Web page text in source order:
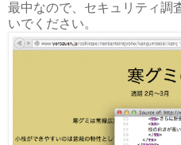
最中なので、セキュリティ調
いでください。